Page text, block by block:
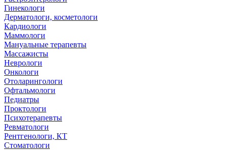
Гинекологи
Дерматологи, косметологи
Кардиологи
Маммологи
Мануальные терапевты
Массажисты
Неврологи
Онкологи
Отоларингологи
Офтальмологи
Педиатры
Проктологи
Психотерапевты
Ревматологи
Рентгенологи, КТ
Стоматологи